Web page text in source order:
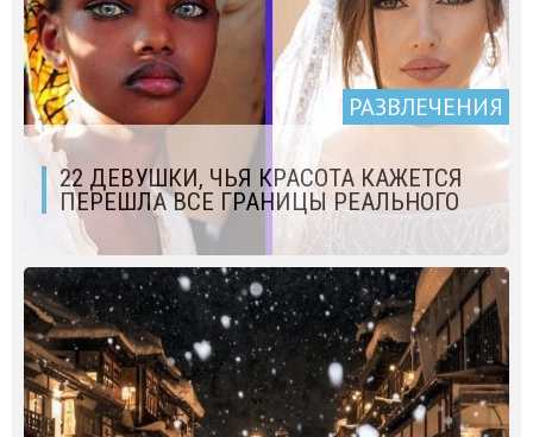
РАЗВЛЕЧЕНИЯ
22 ДЕВУШКИ, ЧЬЯ КРАСОТА КАЖЕТСЯ
ПЕРЕШЛА ВСЕ ГРАНИЦЫ РЕАЛЬНОГО